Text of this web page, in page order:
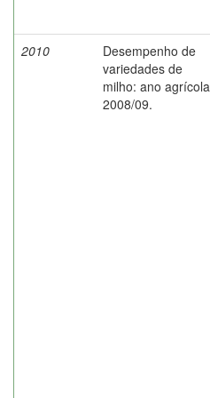
2010
Desempenho de
variedades de
milho: ano agrícola
2008/09.